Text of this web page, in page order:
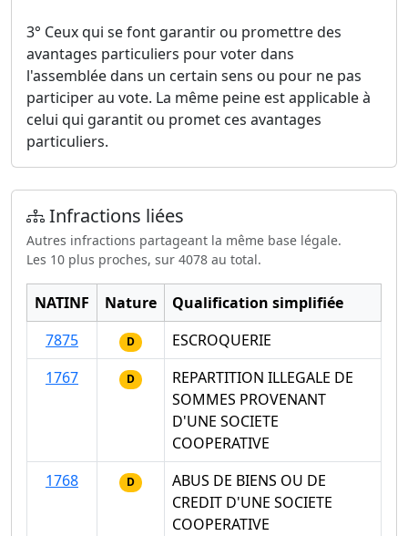
3° Ceux qui se font garantir ou promettre des
avantages particuliers pour voter dans
l'assemblée dans un certain sens ou pour ne pas
participer au vote. La même peine est applicable à
celui qui garantit ou promet ces avantages
particuliers.
Infractions liées
Autres infractions partageant la même base légale.
Les 10 plus proches, sur 4078 au total.
NATINF Nature
Qualification simplifiée
7875
D
ESCROQUERIE
1767
D
REPARTITION ILLEGALE DE
SOMMES PROVENANT
D'UNE SOCIETE
COOPERATIVE
1768
D
ABUS DE BIENS OU DE
CREDIT D'UNE SOCIETE
COOPERATIVE